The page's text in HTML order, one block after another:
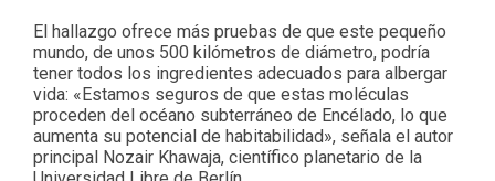
El hallazgo ofrece más pruebas de que este pequeño
mundo, de unos 500 kilómetros de diámetro, podría
tener todos los ingredientes adecuados para albergar
vida: «Estamos seguros de que estas moléculas
proceden del océano subterráneo de Encélado, lo que
aumenta su potencial de habitabilidad», señala el autor
principal Nozair Khawaja, científico planetario de la